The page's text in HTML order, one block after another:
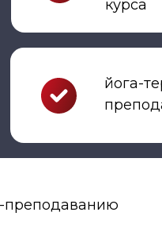
преподаванию
йога-
курса